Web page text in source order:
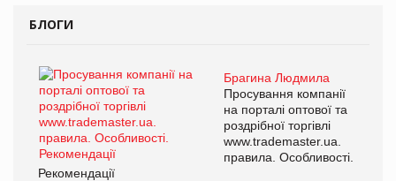
БЛОГИ
Брагина Людмила
Просування компанії
на порталі оптової та
роздрібної торгівлі
www.trademaster.ua.
правила. Особливості.
Рекомендації